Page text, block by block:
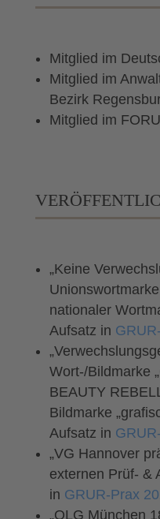
Mitglied im
Mitglied im
Bezirk
Mitglied im
„Keine
nationaler
Aufsatz in
Wort-/Bildmarke
BEAUTY
Bildmarke
Aufsatz in
„VG Hannover
externen Prüf- &
in GRUR-Prax
„OLG München